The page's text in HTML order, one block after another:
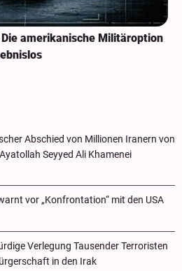
amerikanische Militäroption
Abschied von Millionen Iranern von
Seyyed Ali Khamenei
vor „Konfrontation“ mit den USA
Verlegung Tausender Terroristen
in den Irak